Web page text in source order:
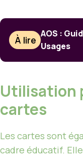
À lire
AOS :
Usages
Utilisation
cartes
Les cartes sont
cadre éducatif.